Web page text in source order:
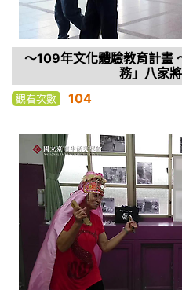
～109年文化體驗教育計畫
務」八家
觀看次數 104